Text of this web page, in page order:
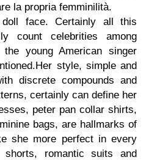
la propria femminilità.
face. Certainly all this
count celebrities among
young American singer
style, simple and
discrete compounds and
certainly can define her
peter pan collar shirts,
bags, are hallmarks of
she more perfect in every
shorts, romantic suits and